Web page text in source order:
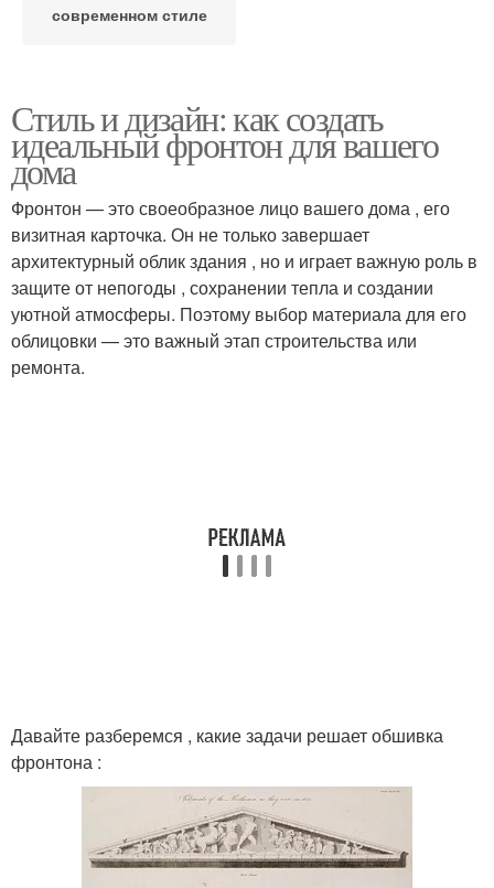
современном стиле
Стиль и дизайн: как создать
идеальный фронтон для вашего
дома
Фронтон — это своеобразное лицо вашего дома , его
визитная карточка. Он не только завершает
архитектурный облик здания , но и играет важную роль в
защите от непогоды , сохранении тепла и создании
уютной атмосферы. Поэтому выбор материала для его
облицовки — это важный этап строительства или
ремонта.
Давайте разберемся , какие задачи решает обшивка
фронтона :